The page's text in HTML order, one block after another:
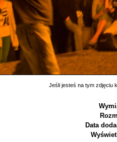
Jeśli jesteś na tym zdjęciu
Data